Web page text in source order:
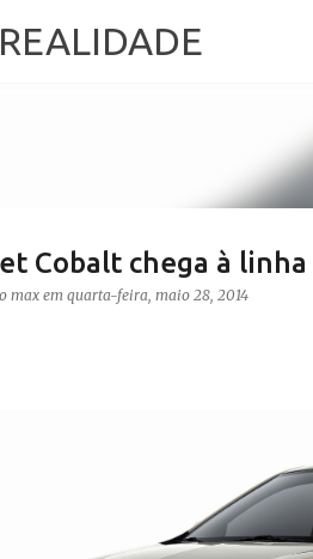
Cobalt chega à linha
maxem quarta-feira, maio 28, 2014